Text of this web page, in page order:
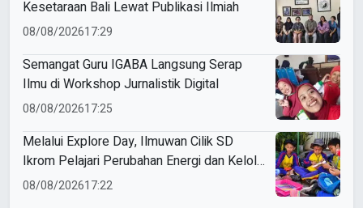
Kesetaraan Bali Lewat Publikasi Ilmiah
08/08/202617:29
Semangat Guru IGABA Langsung Serap
Ilmu di Workshop Jurnalistik Digital
08/08/202617:25
Melalui Explore Day, Ilmuwan Cilik SD
Ikrom Pelajari Perubahan Energi dan Kelola
Sampah demi Bumi
08/08/202617:22